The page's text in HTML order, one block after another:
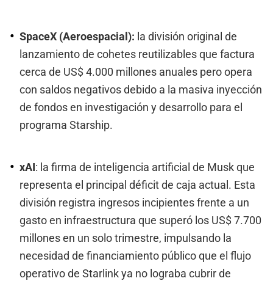
SpaceX (Aeroespacial): la división original de
lanzamiento de cohetes reutilizables que factura
cerca de US$ 4.000 millones anuales pero opera
con saldos negativos debido a la masiva inyección
de fondos en investigación y desarrollo para el
programa Starship.
xAI : la firma de inteligencia artificial de Musk que
representa el principal déficit de caja actual. Esta
división registra ingresos incipientes frente a un
gasto en infraestructura que superó los US$ 7.700
millones en un solo trimestre, impulsando la
necesidad de financiamiento público que el flujo
operativo de Starlink ya no lograba cubrir de